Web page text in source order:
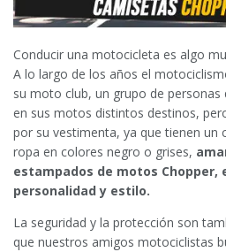
Conducir una motocicleta es algo
A lo largo de los años el
su moto club, un grupo de
en sus motos distintos destinos,
por su vestimenta, ya que tienen un
ropa en colores negro o grises,
estampados de motos Chopper,
personalidad y estilo.
La seguridad y la protección son
que nuestros amigos motociclistas